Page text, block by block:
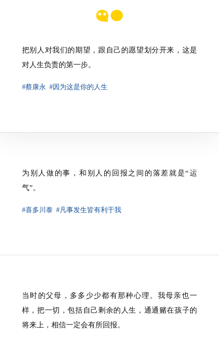
把别人对我们的期望，跟自己的愿望划分开来，这是
对人生负责的第一步。
#蔡康永 #因为这是你的人生
为别人做的事，和别人的回报之间的落差就是“运
气”。
#喜多川泰 #凡事发生皆有利于我
当时的父母，多多少少都有那种心理。我母亲也一
样，把一切，包括自己剩余的人生，通通赌在孩子的
将来上，相信一定会有所回报。